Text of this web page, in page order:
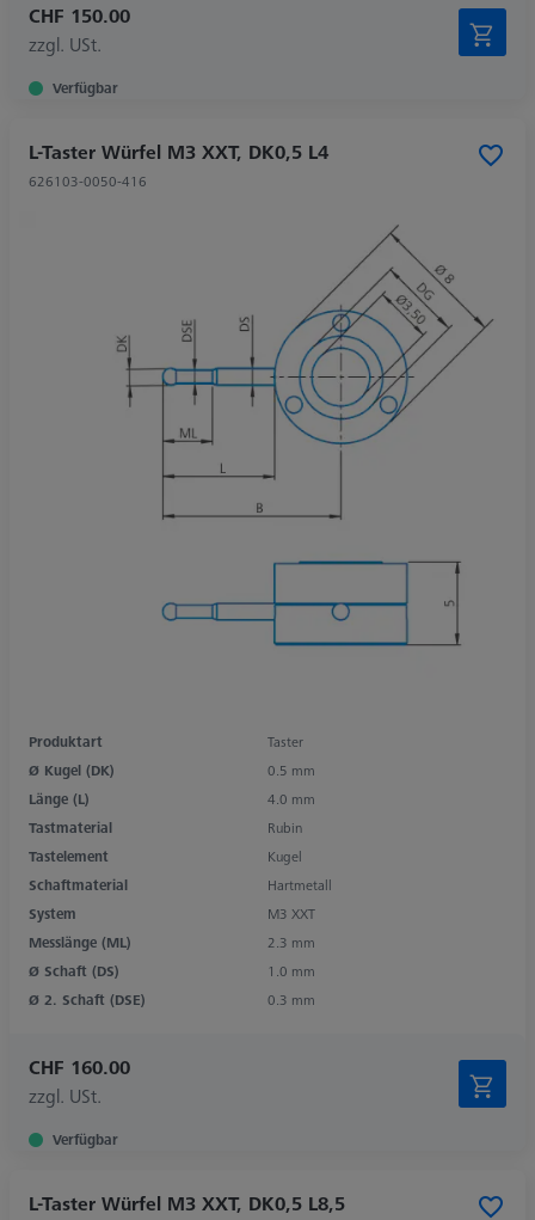
CHF 150.00
zzgl. USt.
Verfügbar
L-Taster Würfel M3 XXT, DK0,5 L4
626103-0050-416
Produktart
Taster
Ø Kugel (DK)
0.5 mm
Länge (L)
4.0 mm
Tastmaterial
Rubin
Tastelement
Kugel
Schaftmaterial
Hartmetall
System
M3 XXT
Messlänge (ML)
2.3 mm
Ø Schaft (DS)
1.0 mm
Ø 2. Schaft (DSE)
0.3 mm
CHF 160.00
zzgl. USt.
Verfügbar
L-Taster Würfel M3 XXT, DK0,5 L8,5